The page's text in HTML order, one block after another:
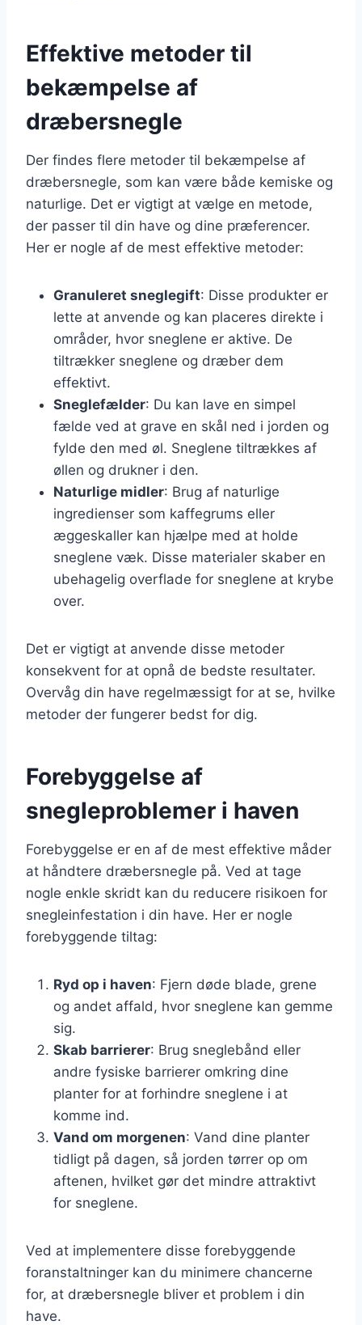
Effektive metoder til
bekæmpelse af
dræbersnegle
Der findes flere metoder til bekæmpelse af
dræbersnegle, som kan være både kemiske og
naturlige. Det er vigtigt at vælge en metode,
der passer til din have og dine præferencer.
Her er nogle af de mest effektive metoder:
Granuleret sneglegift: Disse produkter er
lette at anvende og kan placeres direkte i
områder, hvor sneglene er aktive. De
tiltrækker sneglene og dræber dem
effektivt.
Sneglefælder: Du kan lave en simpel
fælde ved at grave en skål ned i jorden og
fylde den med øl. Sneglene tiltrækkes af
øllen og drukner i den.
Naturlige midler: Brug af naturlige
ingredienser som kaffegrums eller
æggeskaller kan hjælpe med at holde
sneglene væk. Disse materialer skaber en
ubehagelig overflade for sneglene at krybe
over.
Det er vigtigt at anvende disse metoder
konsekvent for at opnå de bedste resultater.
Overvåg din have regelmæssigt for at se, hvilke
metoder der fungerer bedst for dig.
Forebyggelse af
snegleproblemer i haven
Forebyggelse er en af de mest effektive måder
at håndtere dræbersnegle på. Ved at tage
nogle enkle skridt kan du reducere risikoen for
snegleinfestation i din have. Her er nogle
forebyggende tiltag:
Ryd op i haven: Fjern døde blade, grene
og andet affald, hvor sneglene kan gemme
sig.
Skab barrierer: Brug sneglebånd eller
andre fysiske barrierer omkring dine
planter for at forhindre sneglene i at
komme ind.
Vand om morgenen: Vand dine planter
tidligt på dagen, så jorden tørrer op om
aftenen, hvilket gør det mindre attraktivt
for sneglene.
Ved at implementere disse forebyggende
foranstaltninger kan du minimere chancerne
for, at dræbersnegle bliver et problem i din
have.